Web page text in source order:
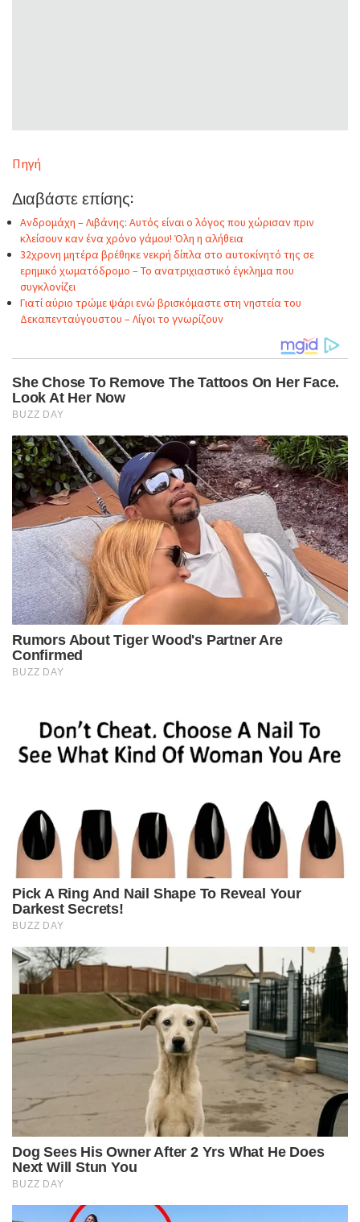
Πηγή
Διαβάστε επίσης:
Ανδρομάχη – Λιβάνης: Αυτός είναι ο λόγος που χώρισαν πριν
κλείσουν καν ένα χρόνο γάμου! Όλη η αλήθεια
32χρονη μητέρα βρέθηκε νεκρή δίπλα στο αυτοκίνητό της σε
ερημικό χωματόδρομο – Το ανατριχιαστικό έγκλημα που
συγκλονίζει
Γιατί αύριο τρώμε ψάρι ενώ βρισκόμαστε στη νηστεία του
Δεκαπενταύγουστου – Λίγοι το γνωρίζουν